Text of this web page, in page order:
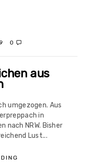
0
aus
umgezogen. Aus
in
nach NRW. Bisher
Lust...